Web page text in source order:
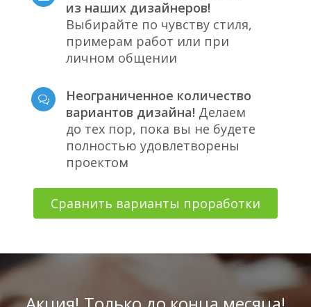
из наших дизайнеров!
Выбирайте по чувству стиля,
примерам работ или при
личном общении
Неограниченное количество
вариантов дизайна! Делаем
до тех пор, пока вы не будете
полностью удовлетворены
проектом
Сравнить варианты проработки